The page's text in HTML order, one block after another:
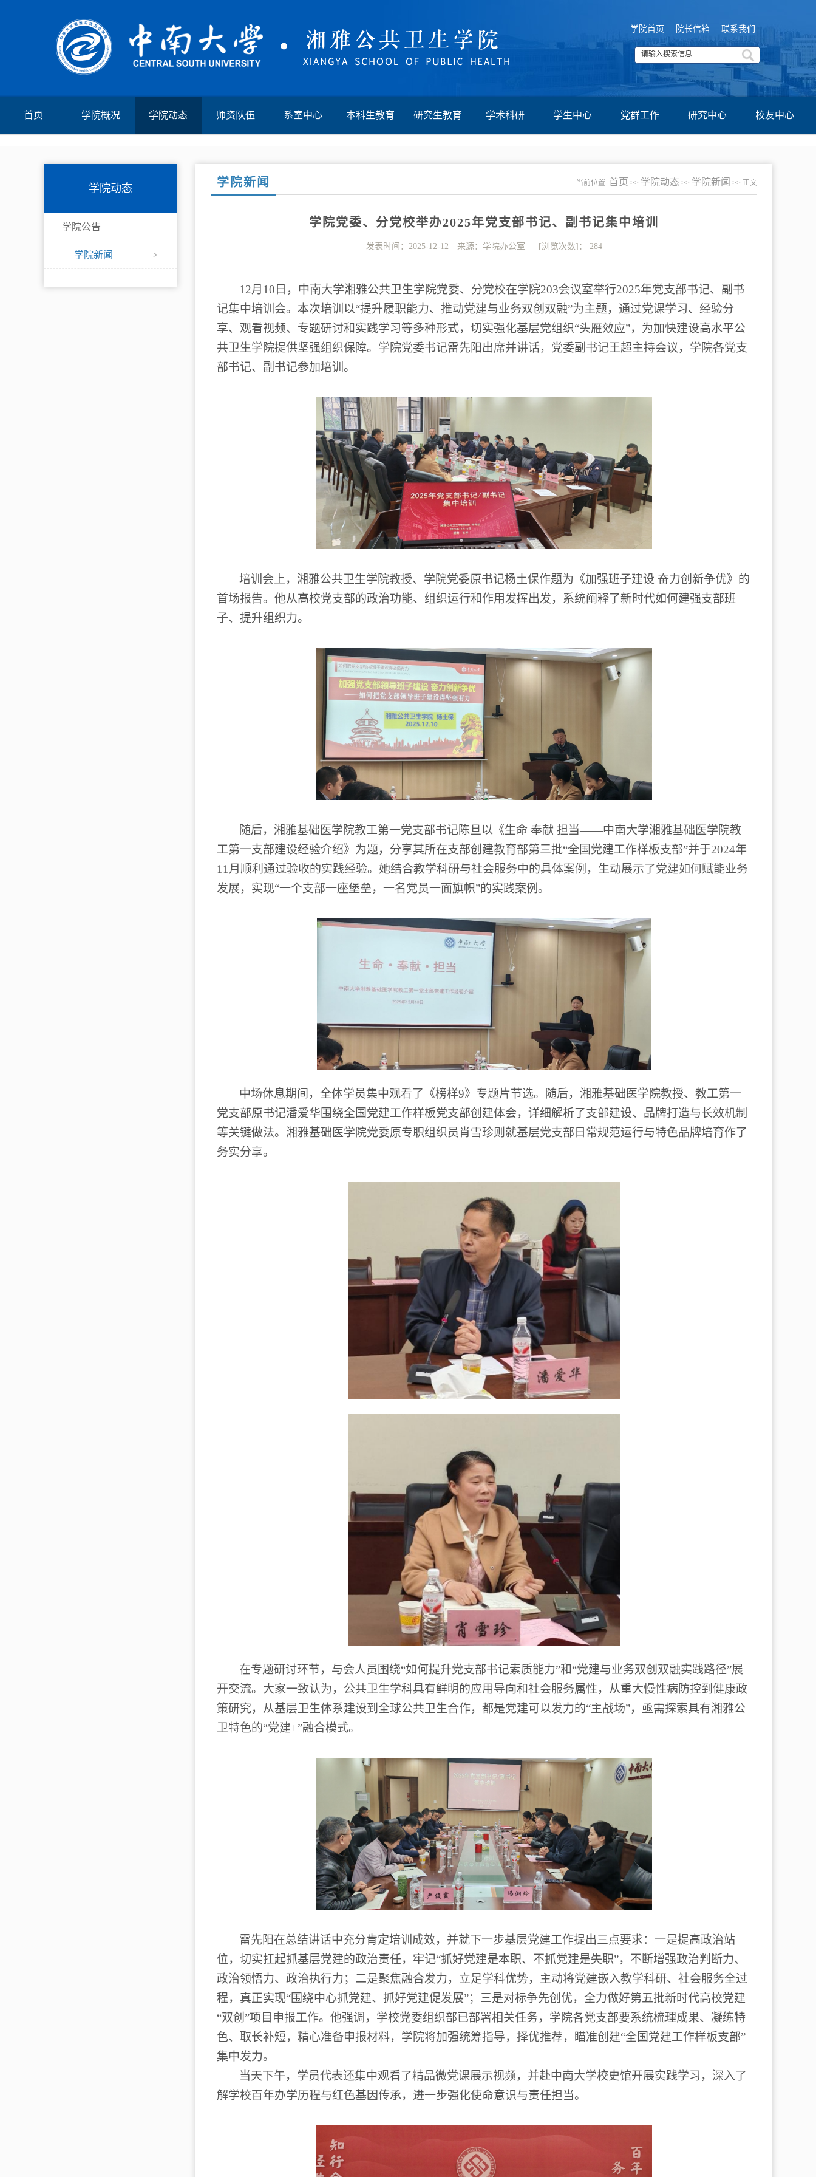
学院首页 院长信箱 联系我们
首页 学院概况 学院动态 师资队伍 系室中心 本科生教育 研究生教育 学术科研 学生中心 党群工作 研究中心 校友中心
学院动态
学院公告
学院新闻
学院新闻 当前位置: 首页 >> 学院动态 >> 学院新闻 >> 正文
学院党委、分党校举办2025年党支部书记、副书记集中培训
发表时间：2025-12-12 来源：学院办公室 [浏览次数]： 284
12月 10 日，中南大学湘雅公共卫生学院党委、分党校在学院203会议室举行2025年党支部书记、副书
记集中培训会。本次培训以“提升履职能力、推动党建与业务双创双融”为主题，通过党课学习、经验分
享、观看视频、专题研讨和实践学习等多种形式，切实强化基层党组织“头雁效应”，为加快建设高水平公
共卫生学院提供坚强组织保障。学院党委书记雷先阳出席并讲话，党委副书记王超主持会议，学院各党支
部书记、副书记参加培训。
培训会上，湘雅公共卫生学院教授、学院党委原书记杨土保作题为《加强班子建设 奋力创新争优》的
首场报告。他从高校党支部的政治功能、组织运行和作用发挥出发，系统阐释了新时代如何建强支部班
子、提升组织力。
随后，湘雅基础医学院教工第一党支部书记陈旦以《生命 奉献 担当——中南大学湘雅基础医学院教
工第一支部建设经验介绍》为题，分享其所在支部创建教育部第三批“全国党建工作样板支部”并于2024年
11 月顺利通过验收的实践经验。她结合教学科研与社会服务中的具体案例，生动展示了党建如何赋能业务
发展，实现“一个支部一座堡垒，一名党员一面旗帜”的实践案例。
中场休息期间，全体学员集中观看了《榜样9》专题片节选。随后，湘雅基础医学院教授、教工第一
党支部原书记潘爱华围绕全国党建工作样板党支部创建体会，详细解析了支部建设、品牌打造与长效机制
等关键做法。湘雅基础医学院党委原专职组织员肖雪珍则就基层党支部日常规范运行与特色品牌培育作了
务实分享。
在专题研讨环节，与会人员围绕“如何提升党支部书记素质能力”和“党建与业务双创双融实践路径”展
开交流。大家一致认为，公共卫生学科具有鲜明的应用导向和社会服务属性，从重大慢性病防控到健康政
策研究，从基层卫生体系建设到全球公共卫生合作，都是党建可以发力的“主战场”，亟需探索具有湘雅公
卫特色的“党建+”融合模式。
雷先阳在总结讲话中充分肯定培训成效，并就下一步基层党建工作提出三点要求：一是提高政治站
位，切实扛起抓基层党建的政治责任，牢记“抓好党建是本职、不抓党建是失职”，不断增强政治判断力、
政治领悟力、政治执行力；二是聚焦融合发力，立足学科优势，主动将党建嵌入教学科研、社会服务全过
程，真正实现“围绕中心抓党建、抓好党建促发展”；三是对标争先创优，全力做好第五批新时代高校党建
“双创 ”项目申报工作。他强调，学校党委组织部已部署相关任务，学院各党支部要系统梳理成果、凝练特
色、取长补短，精心准备申报材料，学院将加强统筹指导，择优推荐，瞄准创建“全国党建工作样板支部”
集中发力。
当天下午，学员代表还集中观看了精品微党课展示视频，并赴中南大学校史馆开展实践学习，深入了
解学校百年办学历程与红色基因传承，进一步强化使命意识与责任担当。